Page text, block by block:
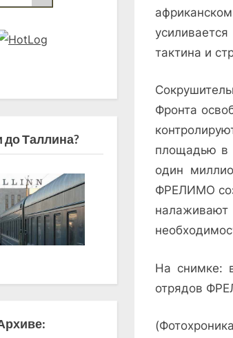
тактина и
Фронта
площадью в
один
ФРЕЛИМО
На снимке:
отрядов
до Таллина?